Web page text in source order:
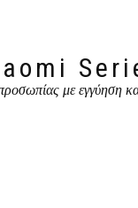
με εγγύηση